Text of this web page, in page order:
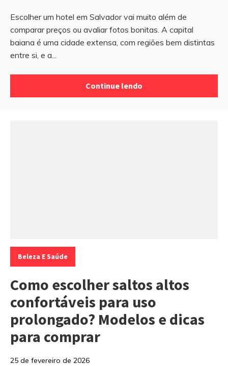
Escolher um hotel em Salvador vai muito além de
comparar preços ou avaliar fotos bonitas. A capital
baiana é uma cidade extensa, com regiões bem distintas
entre si, e a...
Continue lendo
Categorias:
Beleza E Saúde
Como escolher saltos altos
confortáveis para uso
prolongado? Modelos e dicas
para comprar
25 de fevereiro de 2026